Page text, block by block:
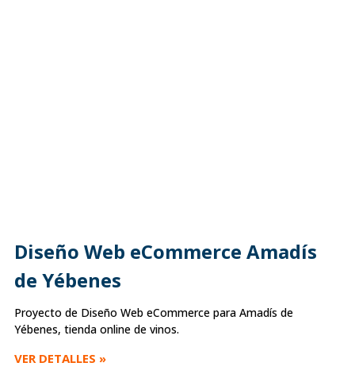
Diseño Web eCommerce Amadís
de Yébenes
Proyecto de Diseño Web eCommerce para Amadís de
Yébenes, tienda online de vinos.
VER DETALLES »